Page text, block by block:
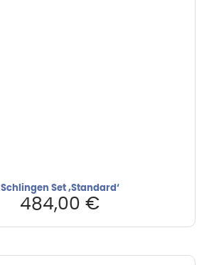
Schlingen Set ‚Standard‘
484,00 €